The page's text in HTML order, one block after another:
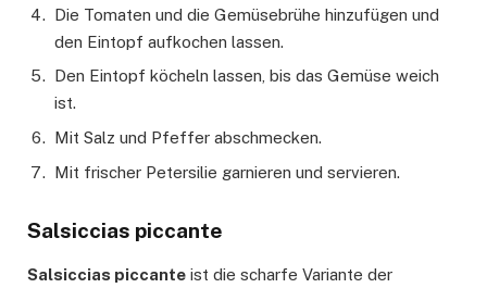
Die Tomaten und die Gemüsebrühe hinzufügen und
den Eintopf aufkochen lassen.
Den Eintopf köcheln lassen, bis das Gemüse weich
ist.
Mit Salz und Pfeffer abschmecken.
Mit frischer Petersilie garnieren und servieren.
Salsiccias piccante
Salsiccias piccante ist die scharfe Variante der